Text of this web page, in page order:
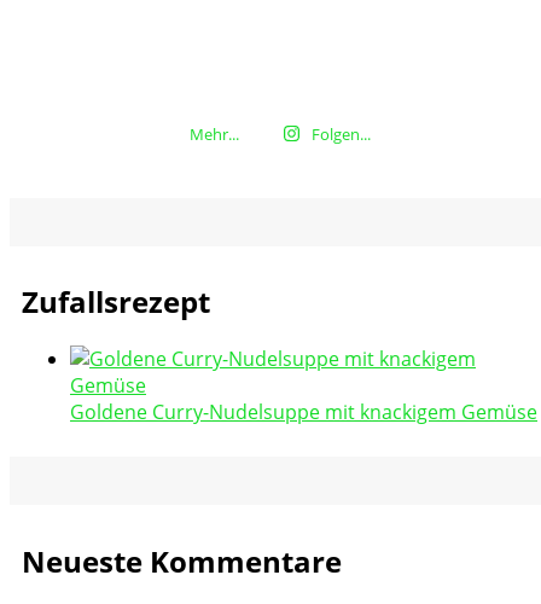
Mehr... Folgen...
Zufallsrezept
Goldene Curry-Nudelsuppe mit knackigem Gemüse
Neueste Kommentare